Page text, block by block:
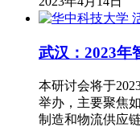
武汉：2023年
本研讨会将于
举办，主要聚焦
制造和物流供应